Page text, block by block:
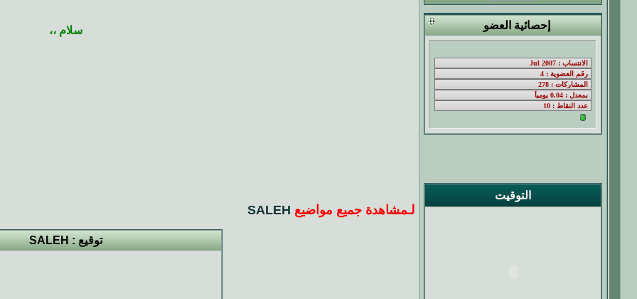
إحصائية العضو
التوقيت
سلام ،،
لـمشاهدة جميع مواضيع
توقيع : SALEH